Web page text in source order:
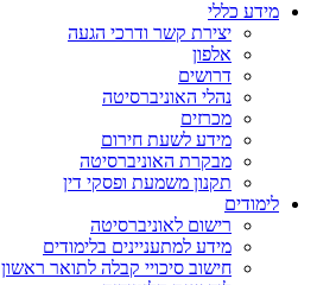
מידע כללי
יצירת קשר ודרכי הגעה
אלפון
דרושים
נהלי האוניברסיטה
מכרזים
מידע לשעת חירום
מבקרת האוניברסיטה
תקנון משמעת ופסקי דין
לימודים
רישום לאוניברסיטה
מידע למתעניינים בלימודים
חישוב סיכויי קבלה לתואר ראשון